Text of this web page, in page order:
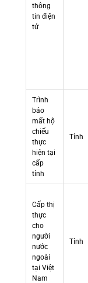
thông
tin điện
tử
Trình
báo
mất hộ
chiếu
thực
hiện tại
cấp
tỉnh
Tỉnh
Cấp thị
thực
cho
người
nước
ngoài
tại Việt
Nam
Tỉnh